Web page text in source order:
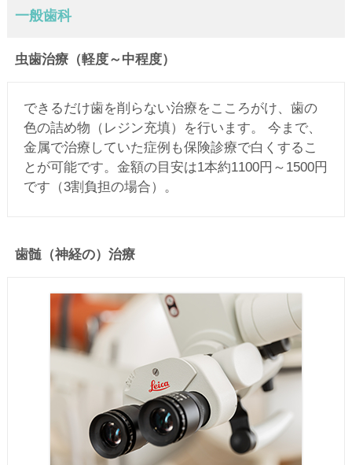
一般歯科
虫歯治療（軽度～中程度）
できるだけ歯を削らない治療をこころがけ、歯の
色の詰め物（レジン充填）を行います。 今まで、
金属で治療していた症例も保険診療で白くするこ
とが可能です。金額の目安は1本約1100円～1500円
です（3割負担の場合）。
歯髄（神経の）治療